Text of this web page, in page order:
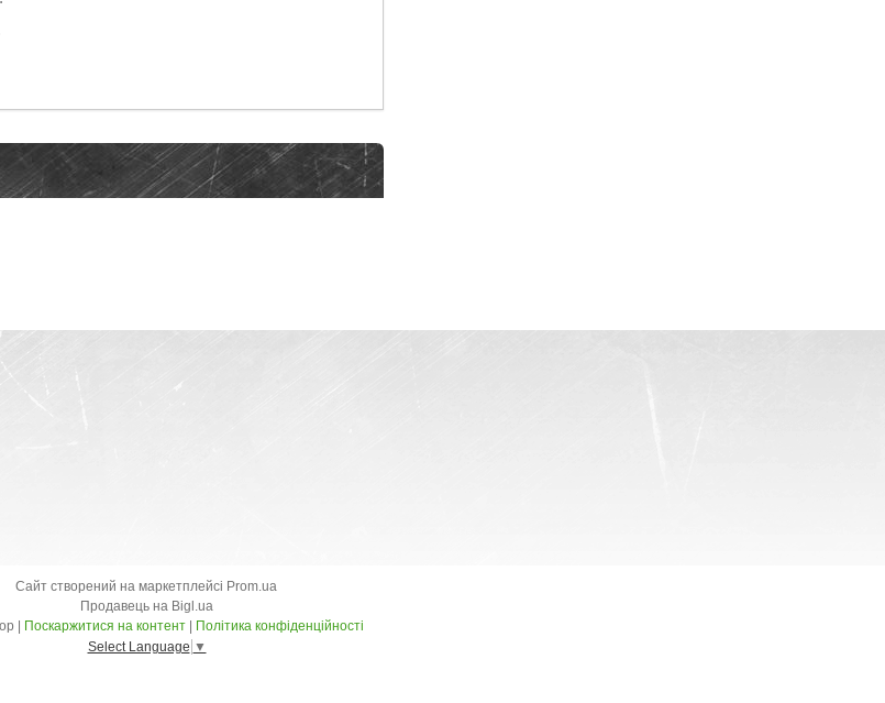
Сайт створений на маркетплейсі Prom.ua
Продавець на Bigl.ua
Поскаржитися на контент
Політика конфіденційності
Select Language ▼